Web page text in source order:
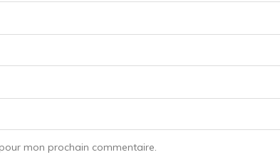
mon prochain commentaire.